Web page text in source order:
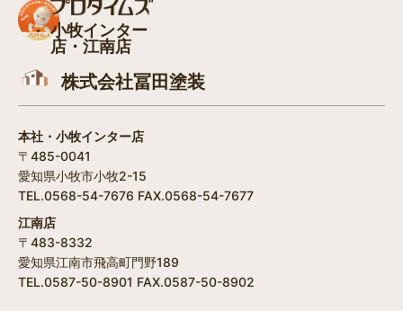
小牧インター
店・江南店
株式会社冨田塗装
本社・小牧インター店
〒485-0041
愛知県小牧市小牧2-15
TEL.0568-54-7676 FAX.0568-54-7677
江南店
〒483-8332
愛知県江南市飛高町門野189
TEL.0587-50-8901 FAX.0587-50-8902